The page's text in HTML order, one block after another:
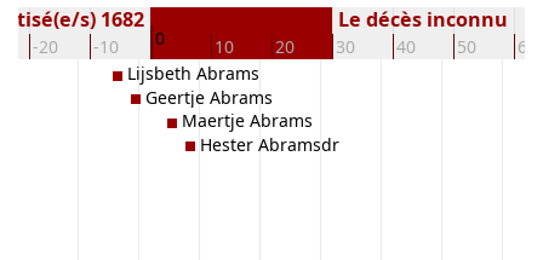
-20 -10 0 10 20 30 40 50 60
s) 1682 Le décès inconnu
Lijsbeth Abrams
Geertje Abrams
Maertje Abrams
Hester Abramsdr